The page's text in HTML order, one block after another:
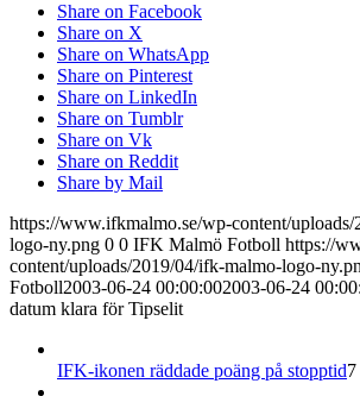
Share on Facebook
Share on X
Share on WhatsApp
Share on Pinterest
Share on LinkedIn
Share on Tumblr
Share on Vk
Share on Reddit
Share by Mail
https://www.ifkmalmo.se/wp-content/
logo-ny.png 0 0 IFK Malmö Fotboll https://
content/uploads/2019/04/ifk-malmo-logo-
Fotboll2003-06-24 00:00:002003-06-24
datum klara för Tipselit
IFK-ikonen räddade poäng på stopptid